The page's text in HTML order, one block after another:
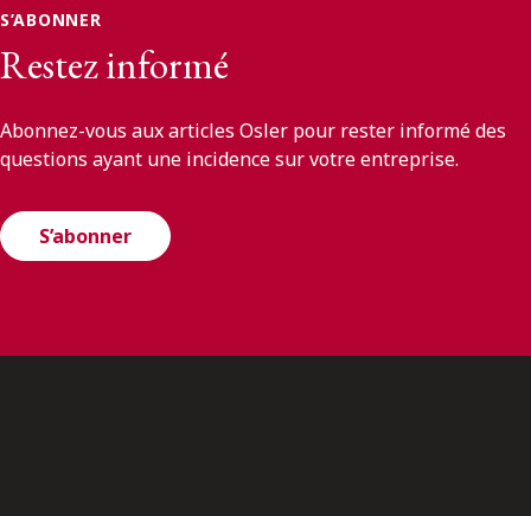
S’ABONNER
Restez informé
Abonnez-vous aux articles Osler pour rester informé des
questions ayant une incidence sur votre entreprise.
S’abonner